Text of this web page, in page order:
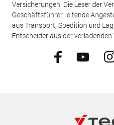
Versicherungen. Die Leser der
Geschäftsführer, leitende
aus Transport, Spedition und
Entscheider aus der